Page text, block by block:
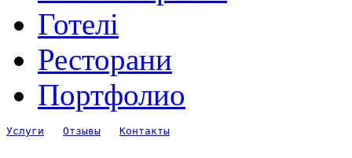
Готелі
Ресторани
Портфолио
Услуги Отзывы Контакты